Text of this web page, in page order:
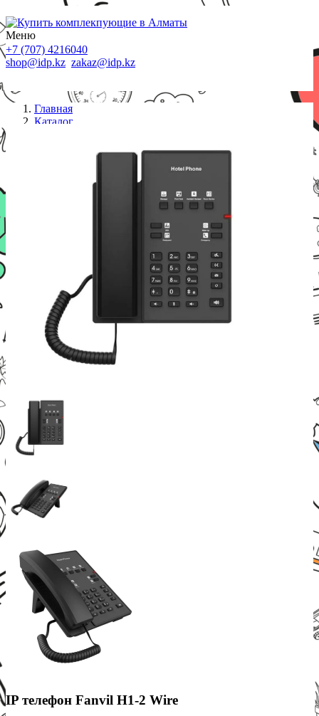
Меню
+7 (707) 4216040
shop@idp.kz zakaz@idp.kz
Главная
Каталог
IP телефон Fanvil H1-2 Wire